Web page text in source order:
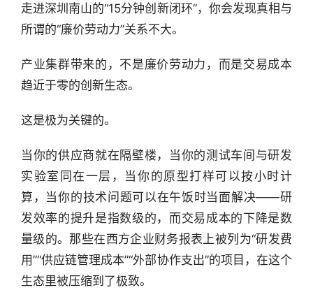
走进深圳南山的“15分钟创新闭环”，你会发现真相与
所谓的“廉价劳动力”关系不大。
产业集群带来的，不是廉价劳动力，而是交易成本
趋近于零的创新生态。
这是极为关键的。
当你的供应商就在隔壁楼，当你的测试车间与研发
实验室同在一层，当你的原型打样可以按小时计
算，当你的技术问题可以在午饭时当面解决——研
发效率的提升是指数级的，而交易成本的下降是数
量级的。那些在西方企业财务报表上被列为“研发费
用”“供应链管理成本”“外部协作支出”的项目，在这个
生态里被压缩到了极致。